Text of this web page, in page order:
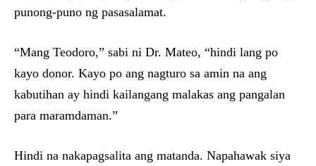
punong-puno ng pasasalamat.
“Mang Teodoro,” sabi ni Dr. Mateo, “hindi lang po
kayo donor. Kayo po ang nagturo sa amin na ang
kabutihan ay hindi kailangang malakas ang pangalan
para maramdaman.”
Hindi na nakapagsalita ang matanda. Napahawak siya